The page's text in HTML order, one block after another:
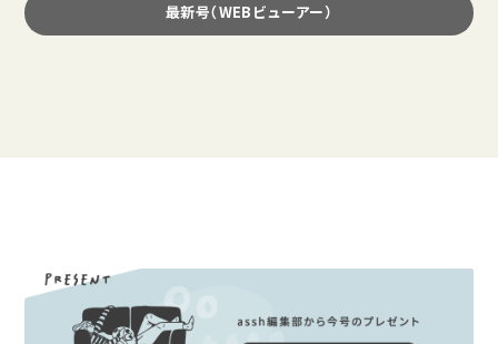
最新号（WEBビューアー）